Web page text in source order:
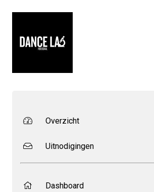
Overzicht
Uitnodigingen
Dashboard